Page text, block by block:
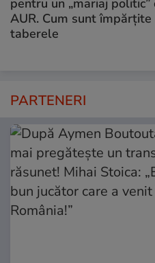
pentru un „mariaj politic”
AUR. Cum sunt împărțite
taberele
PARTENERI